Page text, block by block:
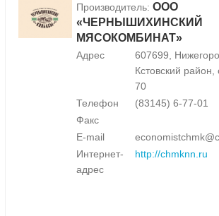
Производитель: ООО
«ЧЕРНЫШИХИНСКИЙ
МЯСОКОМБИНАТ»
Адрес
607699,
Кстовский
70
Телефон
(83145) 6-77-01
Факс
E-mail
Интернет-
адрес
http://chmknn.ru